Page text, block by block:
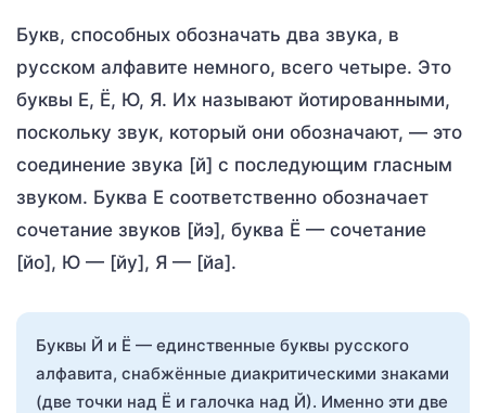
Букв, способных обозначать два звука, в
русском алфавите немного, всего четыре. Это
буквы Е, Ё, Ю, Я. Их называют йотированными,
поскольку звук, который они обозначают, — это
соединение звука [й] с последующим гласным
звуком. Буква Е соответственно обозначает
сочетание звуков [йэ], буква Ё — сочетание
[йо], Ю — [йу], Я — [йа].
Буквы Й и Ё — единственные буквы русского
алфавита, снабжённые диакритическими знаками
(две точки над Ё и галочка над Й). Именно эти две